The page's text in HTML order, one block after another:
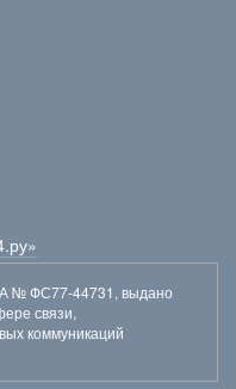
№ ФС77-44731, выдано
связи,
коммуникаций